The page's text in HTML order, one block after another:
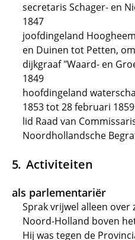
secretaris Schager- en
1847
joofdingeland
en Duinen tot Petten,
dijkgraaf "Waard- en
1849
hoofdingeland
1853 tot 28 februari 1859
lid Raad van
Noordhollandsche
Activiteiten
als parlementariër
Sprak vrijwel alleen
Noord-Holland boven
Hij was tegen de